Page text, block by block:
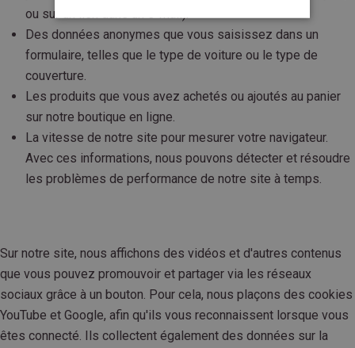
ou sur un lien dans un e-mail).
Des données anonymes que vous saisissez dans un
formulaire, telles que le type de voiture ou le type de
couverture.
Les produits que vous avez achetés ou ajoutés au panier
sur notre boutique en ligne.
La vitesse de notre site pour mesurer votre navigateur.
Avec ces informations, nous pouvons détecter et résoudre
les problèmes de performance de notre site à temps.
Sur notre site, nous affichons des vidéos et d'autres contenus
que vous pouvez promouvoir et partager via les réseaux
sociaux grâce à un bouton. Pour cela, nous plaçons des cookies
YouTube et Google, afin qu'ils vous reconnaissent lorsque vous
êtes connecté. Ils collectent également des données sur la